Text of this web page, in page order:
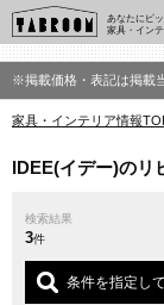
あなたにピ
家具・イン
※掲載価格・表記は掲載
家具・インテリア情報
IDEE(イデー)のリ
検索結果
3件
条件を指定し